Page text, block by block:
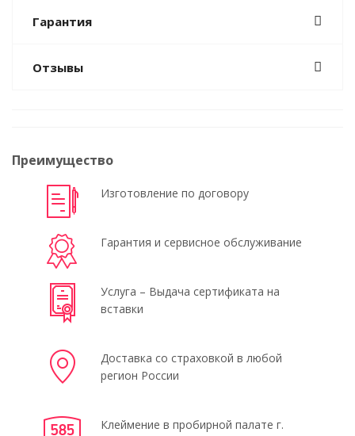
Гарантия
Отзывы
Преимущество
Изготовление по договору
Гарантия и сервисное обслуживание
Услуга – Выдача сертификата на
вставки
Доставка со страховкой в любой
регион России
Клеймение в пробирной палате г.